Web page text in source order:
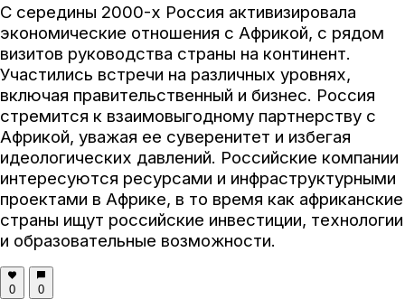
С середины 2000-х Россия активизировала
экономические отношения с Африкой, с рядом
визитов руководства страны на континент.
Участились встречи на различных уровнях,
включая правительственный и бизнес. Россия
стремится к взаимовыгодному партнерству с
Африкой, уважая ее суверенитет и избегая
идеологических давлений. Российские компании
интересуются ресурсами и инфраструктурными
проектами в Африке, в то время как африканские
страны ищут российские инвестиции, технологии
и образовательные возможности.
0 0